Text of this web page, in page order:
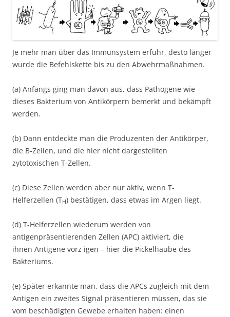
Je mehr man über das Immunsystem erfuhr, desto länger
wurde die Befehlskette bis zu den Abwehrmaßnahmen.
(a) Anfangs ging man davon aus, dass Pathogene wie
dieses Bakterium von Antikörpern bemerkt und bekämpft
werden.
(b) Dann entdeckte man die Produzenten der Antikörper,
die B-Zellen, und die hier nicht dargestellten
zytotoxischen T-Zellen.
(c) Diese Zellen werden aber nur aktiv, wenn T-
Helferzellen (TH) bestätigen, dass etwas im Argen liegt.
(d) T-Helferzellen wiederum werden von
antigenpräsentierenden Zellen (APC) aktiviert, die
ihnen Antigene vorz igen – hier die Pickelhaube des
Bakteriums.
(e) Später erkannte man, dass die APCs zugleich mit dem
Antigen ein zweites Signal präsentieren müssen, das sie
vom beschädigten Gewebe erhalten haben: einen